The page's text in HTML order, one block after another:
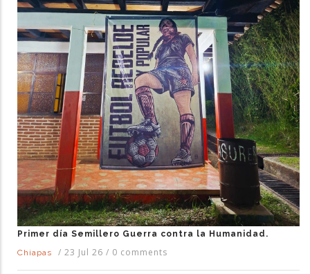
Primer día Semillero Guerra contra la Humanidad.
Chiapas
/ 23 Jul 26 / 0 comments